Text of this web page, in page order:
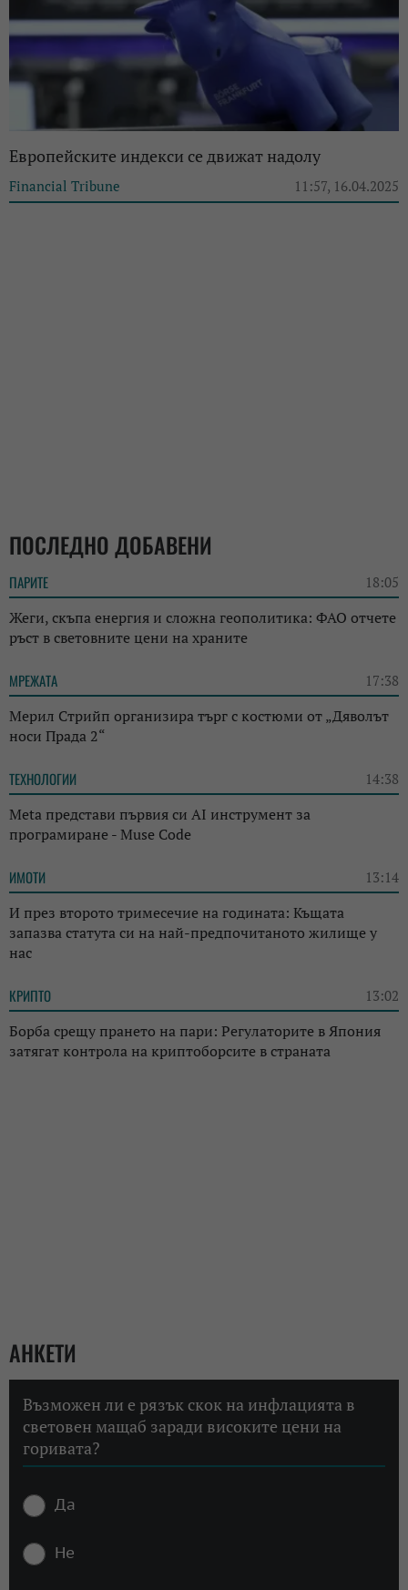
Европейските индекси се движат надолу
Financial Tribune 11:57, 16.04.2025
ПОСЛЕДНО ДОБАВЕНИ
ПАРИТЕ 18:05
Жеги, скъпа енергия и сложна геополитика: ФАО отчете
ръст в световните цени на храните
МРЕЖАТА 17:38
Мерил Стрийп организира търг с костюми от „Дяволът
носи Прада 2“
ТЕХНОЛОГИИ 14:38
Meta представи първия си AI инструмент за
програмиране - Muse Code
ИМОТИ 13:14
И през второто тримесечие на годината: Къщата
запазва статута си на най-предпочитаното жилище у
нас
КРИПТО 13:02
Борба срещу прането на пари: Регулаторите в Япония
затягат контрола на криптоборсите в страната
АНКЕТИ
Възможен ли е рязък скок на инфлацията в
световен мащаб заради високите цени на
горивата?
Да
Не